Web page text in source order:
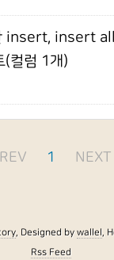
insert, insert
컬럼 1개)
1 NEXT
, Designed bywallel,
Rss Feed